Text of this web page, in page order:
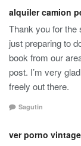
alquiler camion
Thank you for the
just preparing to
book from our
post. I’m very
freely out there.
Sagutin
ver porno vintage